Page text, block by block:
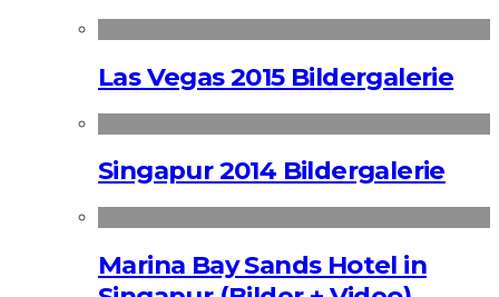
Las Vegas 2015 Bildergalerie
Singapur 2014 Bildergalerie
Marina Bay Sands Hotel in